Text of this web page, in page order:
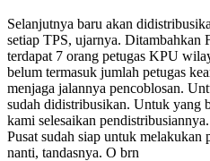
Selanjutnya baru akan
setiap TPS, ujarnya. Ditambahkan
terdapat 7 orang petugas KPU
belum termasuk jumlah petugas
menjaga jalannya pencoblosan.
sudah didistribusikan. Untuk yang
kami selesaikan
Pusat sudah siap untuk melakukan
nanti, tandasnya. O brn